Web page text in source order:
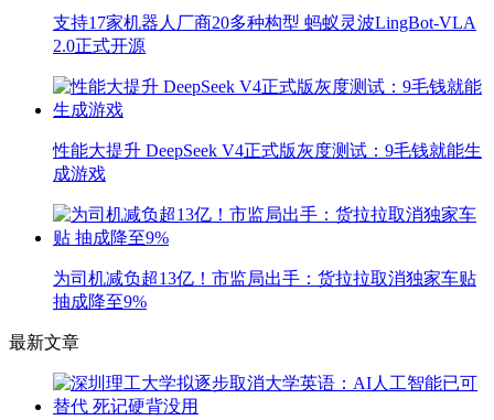
支持17家机器人厂商20多种构型 蚂蚁灵波LingBot-VLA
2.0正式开源
性能大提升 DeepSeek V4正式版灰度测试：9毛钱就能生
成游戏
为司机减负超13亿！市监局出手：货拉拉取消独家车贴
抽成降至9%
最新文章